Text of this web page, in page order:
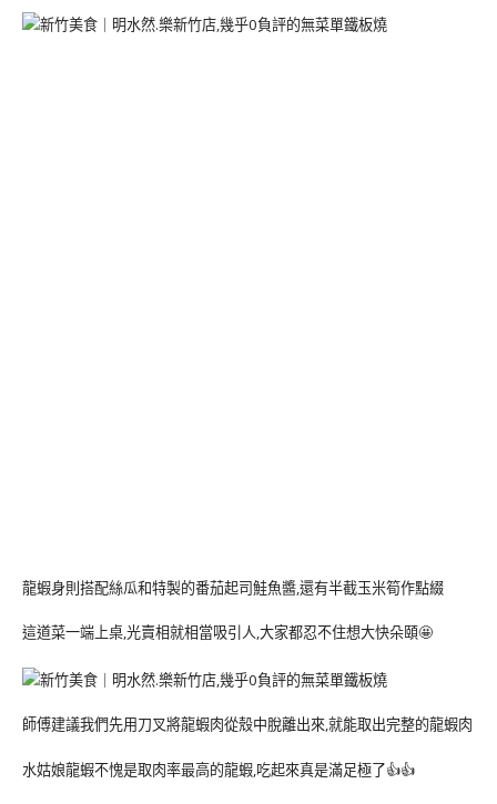
龍蝦身則搭配絲瓜和特製的番茄起司鮭魚醬,還有半截玉米筍作點綴
這道菜一端上桌,光賣相就相當吸引人,大家都忍不住想大快朵頤🤩
師傅建議我們先用刀叉將龍蝦肉從殼中脫離出來,就能取出完整的龍蝦肉
水姑娘龍蝦不愧是取肉率最高的龍蝦,吃起來真是滿足極了👍👍